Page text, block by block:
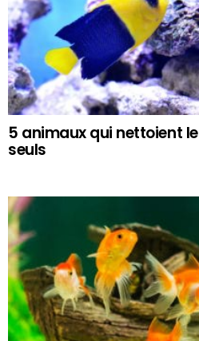
5 animaux qui nettoient
seuls